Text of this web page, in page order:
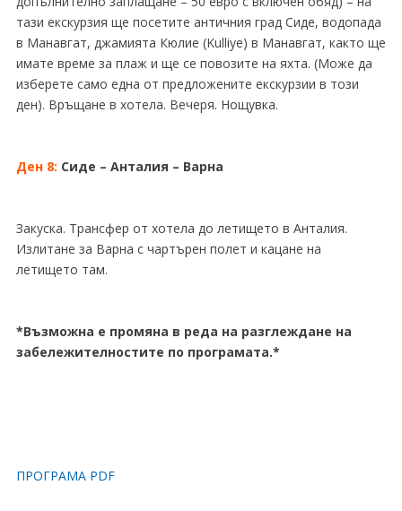
тази екскурзия ще посетите античния град Сиде, водопада
в Манавгат, джамията Кюлие (Kulliye) в Манавгат, както ще
имате време за плаж и ще се повозите на яхта. (Може да
изберете само една от предложените екскурзии в този
ден). Връщане в хотела. Вечеря. Нощувка.
Ден 8: Сиде – Анталия – Варна
Закуска. Tрансфер от хотела до летището в Анталия.
Излитане за Варна с чартърен полет и кацане на
летището там.
*Възможна е промяна в реда на разглеждане на
забележителностите по програмата.*
ПРОГРАМА PDF